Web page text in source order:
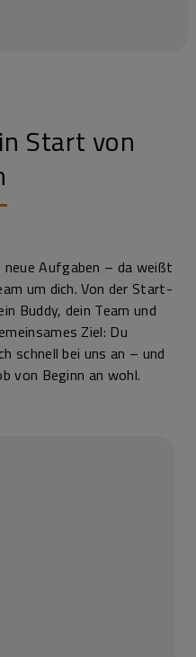
Start von
neue Auf­gaben – da weißt
um dich. Von der Start­
Buddy, dein Team und
Ziel: Du
schnell bei uns an – und
von Beginn an wohl.